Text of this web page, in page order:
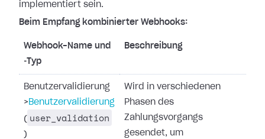
implementiert sein.
Beim Empfang kombinierter Webhooks:
Webhook-Name und
‑Typ
Beschreibung
Benutzervalidierung
> Benutzervalidierung
( user_validation
)
Wird in verschiedenen
Phasen des
Zahlungsvorgangs
gesendet, um